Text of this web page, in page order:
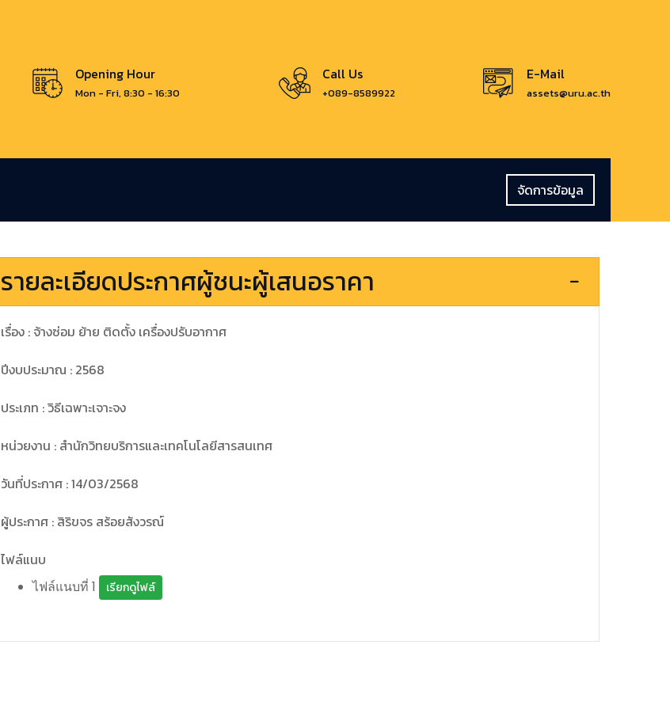
Opening Hour
Mon - Fri, 8:30 - 16:30
Call Us
+089-8589922
E-Mail
assets@uru.ac.th
จัดการข้อมูล
รายละเอียดประกาศผู้ชนะผู้เสนอราคา
เรื่อง : จ้างซ่อม ย้าย ติดตั้ง เครื่องปรับอากาศ
ปีงบประมาณ : 2568
ประเภท : วิธีเฉพาะเจาะจง
หน่วยงาน : สำนักวิทยบริการและเทคโนโลยีสารสนเทศ
วันที่ประกาศ : 14/03/2568
ผู้ประกาศ : สิริขจร สร้อยสังวรณ์
ไฟล์แนบ
ไฟล์แนบที่ 1 เรียกดูไฟล์